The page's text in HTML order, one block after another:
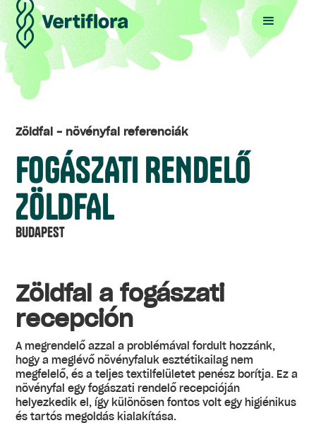
Zöldfal - növényfal referenciák
FOGÁSZATI RENDELŐ
ZÖLDFAL
Budapest
Zöldfal a fogászati
recepción
A megrendelő azzal a problémával fordult hozzánk,
hogy a meglévő növényfaluk esztétikailag nem
megfelelő, és a teljes textilfelületet penész borítja. Ez a
növényfal egy fogászati rendelő recepcióján
helyezkedik el, így különösen fontos volt egy higiénikus
és tartós megoldás kialakítása.